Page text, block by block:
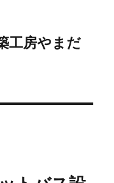
工房やまだ